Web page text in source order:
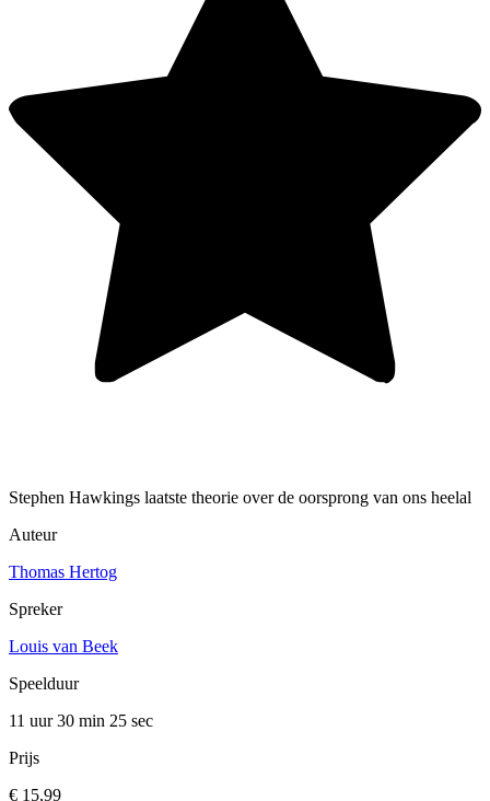
Stephen Hawkings laatste theorie over de oorsprong van ons heelal
Auteur
Thomas Hertog
Spreker
Louis van Beek
Speelduur
11 uur 30 min 25 sec
Prijs
€ 15,99